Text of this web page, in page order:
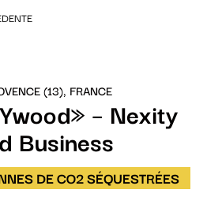
(13), FRANCE
– Nexity
Business
DE CO2 SÉQUESTRÉES